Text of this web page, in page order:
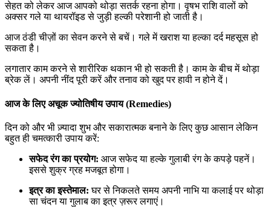
सेहत को लेकर आज आपको थोड़ा सतर्क रहना होगा। वृषभ राशि वालों को
अक्सर गले या थायरॉइड से जुड़ी हल्की परेशानी हो जाती है।
आज ठंडी चीज़ों का सेवन करने से बचें। गले में खराश या हल्का दर्द महसूस हो
सकता है।
लगातार काम करने से शारीरिक थकान भी हो सकती है। काम के बीच में थोड़ा
ब्रेक लें। अपनी नींद पूरी करें और तनाव को खुद पर हावी न होने दें।
आज के लिए अचूक ज्योतिषीय उपाय (Remedies)
दिन को और भी ज़्यादा शुभ और सकारात्मक बनाने के लिए कुछ आसान लेकिन
बहुत ही चमत्कारी उपाय करें:
सफेद रंग का प्रयोग: आज सफेद या हल्के गुलाबी रंग के कपड़े पहनें।
इससे शुक्र ग्रह मजबूत होगा।
इत्र का इस्तेमाल: घर से निकलते समय अपनी नाभि या कलाई पर थोड़ा
सा चंदन या गुलाब का इत्र ज़रूर लगाएं।